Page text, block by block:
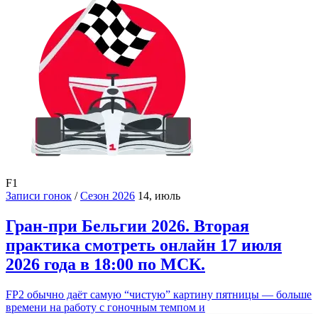
F1
Записи гонок /Сезон 2026 14, июль
Гран-при Бельгии 2026. Вторая
практика смотреть онлайн 17 июля
2026 года в 18:00 по МСК.
FP2 обычно даёт самую “чистую” картину пятницы — больше
времени на работу с гоночным темпом и